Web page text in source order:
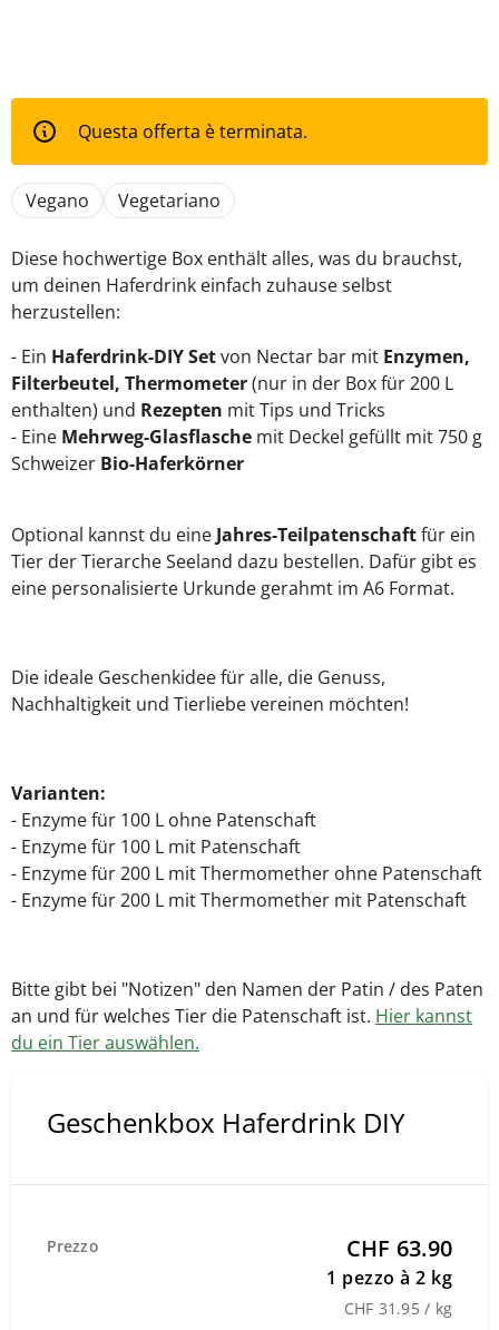
Questa offerta è terminata.
Vegano Vegetariano
Diese hochwertige Box enthält alles, was du brauchst,
um deinen Haferdrink einfach zuhause selbst
herzustellen:
- Ein Haferdrink-DIY Setvon Nectar bar mit Enzymen,
Filterbeutel, Thermometer(nur in der Box für 200 L
enthalten) und Rezepten mit Tips und Tricks
- Eine Mehrweg-Glasflasche mit Deckel gefüllt mit 750 g
Schweizer Bio-Haferkörner
Optional kannst du eine Jahres-Teilpatenschaftfür ein
Tier der Tierarche Seeland dazu bestellen. Dafür gibt es
eine personalisierte Urkunde gerahmt im A6 Format.
Die ideale Geschenkidee für alle, die Genuss,
Nachhaltigkeit und Tierliebe vereinen möchten!
Varianten:
- Enzyme für 100 L ohne Patenschaft
- Enzyme für 100 L mit Patenschaft
- Enzyme für 200 L mit Thermomether ohne Patenschaft
- Enzyme für 200 L mit Thermomether mit Patenschaft
Bitte gibt bei "Notizen" den Namen der Patin / des Paten
an und für welches Tier die Patenschaft ist. Hier kannst
du ein Tier auswählen.
Geschenkbox Haferdrink DIY
Prezzo CHF 63.90
1 pezzo à 2 kg
CHF 31.95 / kg